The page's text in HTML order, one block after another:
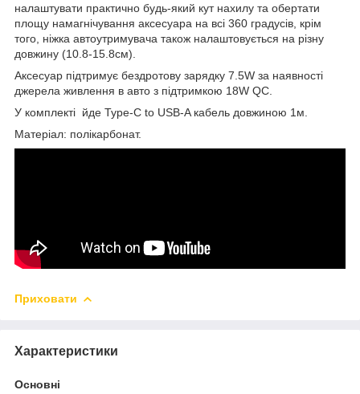
налаштувати практично будь-який кут нахилу та обертати
площу намагнічування аксесуара на всі 360 градусів, крім
того, ніжка автоутримувача також налаштовується на різну
довжину (10.8-15.8см).
Аксесуар підтримує бездротову зарядку 7.5W за наявності
джерела живлення в авто з підтримкою 18W QC.
У комплекті йде Type-C to USB-A кабель довжиною 1м.
Матеріал: полікарбонат.
Приховати
Характеристики
Основні